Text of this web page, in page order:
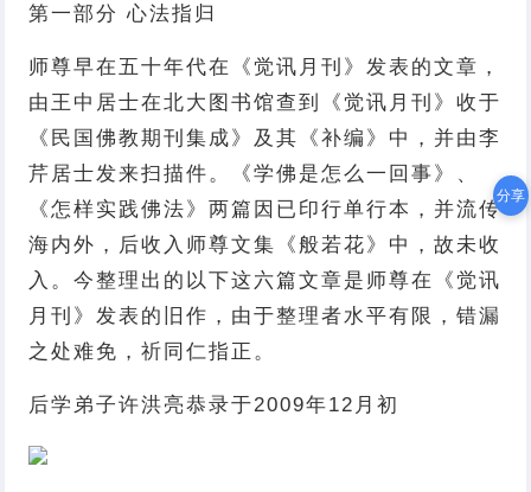
第一部分 心法指归
师尊早在五十年代在《觉讯月刊》发表的文章，
由王中居士在北大图书馆查到《觉讯月刊》收于
《民国佛教期刊集成》及其《补编》中，并由李
芹居士发来扫描件。《学佛是怎么一回事》、
《怎样实践佛法》两篇因已印行单行本，并流传
海内外，后收入师尊文集《般若花》中，故未收
入。今整理出的以下这六篇文章是师尊在《觉讯
月刊》发表的旧作，由于整理者水平有限，错漏
之处难免，祈同仁指正。
后学弟子许洪亮恭录于2009年12月初
分享